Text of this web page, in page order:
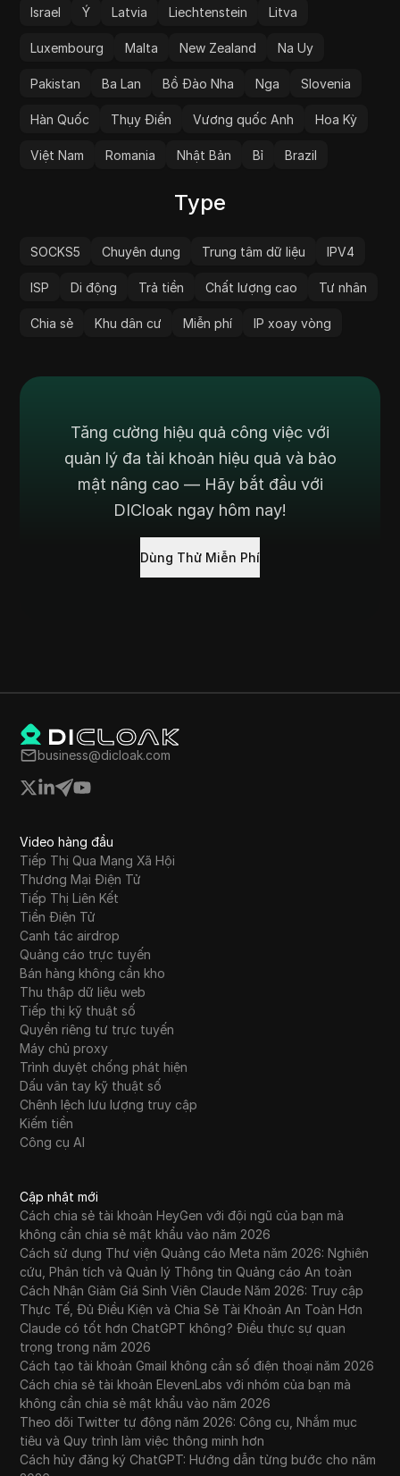
Israel Ý Latvia Liechtenstein Litva
Luxembourg Malta New Zealand Na Uy
Pakistan Ba Lan Bồ Đào Nha Nga Slovenia
Hàn Quốc Thụy Điển Vương quốc Anh Hoa Kỳ
Việt Nam Romania Nhật Bản Bỉ Brazil
Type
SOCKS5 Chuyên dụng Trung tâm dữ liệu IPV4
ISP Di động Trả tiền Chất lượng cao Tư nhân
Chia sẻ Khu dân cư Miễn phí IP xoay vòng
Tăng cường hiệu quả công việc với
quản lý đa tài khoản hiệu quả và bảo
mật nâng cao — Hãy bắt đầu với
DICloak ngay hôm nay!
Dùng Thử Miễn Phí
business@dicloak.com
Video hàng đầu
Tiếp Thị Qua Mạng Xã Hội
Thương Mại Điện Tử
Tiếp Thị Liên Kết
Tiền Điện Tử
Canh tác airdrop
Quảng cáo trực tuyến
Bán hàng không cần kho
Thu thập dữ liệu web
Tiếp thị kỹ thuật số
Quyền riêng tư trực tuyến
Máy chủ proxy
Trình duyệt chống phát hiện
Dấu vân tay kỹ thuật số
Chênh lệch lưu lượng truy cập
Kiếm tiền
Công cụ AI
Cập nhật mới
Cách chia sẻ tài khoản HeyGen với đội ngũ của bạn mà
không cần chia sẻ mật khẩu vào năm 2026
Cách sử dụng Thư viện Quảng cáo Meta năm 2026: Nghiên
cứu, Phân tích và Quản lý Thông tin Quảng cáo An toàn
Cách Nhận Giảm Giá Sinh Viên Claude Năm 2026: Truy cập
Thực Tế, Đủ Điều Kiện và Chia Sẻ Tài Khoản An Toàn Hơn
Claude có tốt hơn ChatGPT không? Điều thực sự quan
trọng trong năm 2026
Cách tạo tài khoản Gmail không cần số điện thoại năm 2026
Cách chia sẻ tài khoản ElevenLabs với nhóm của bạn mà
không cần chia sẻ mật khẩu vào năm 2026
Theo dõi Twitter tự động năm 2026: Công cụ, Nhắm mục
tiêu và Quy trình làm việc thông minh hơn
Cách hủy đăng ký ChatGPT: Hướng dẫn từng bước cho năm